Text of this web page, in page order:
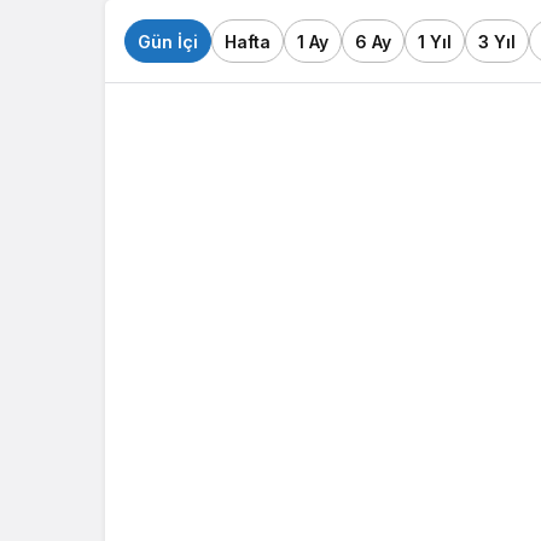
Gün İçi Hafta 1 Ay 6 Ay 1 Yıl 3 Yıl